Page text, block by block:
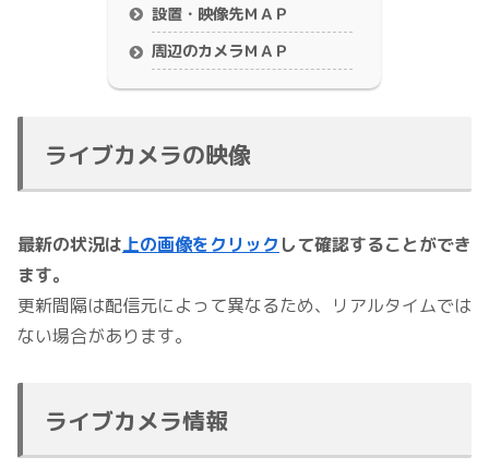
設置・映像先ＭＡＰ
周辺のカメラＭＡＰ
ライブカメラの映像
最新の状況は上の画像をクリック して確認することができ
ます。
更新間隔は配信元によって異なるため、リアルタイムでは
ない場合があります。
ライブカメラ情報